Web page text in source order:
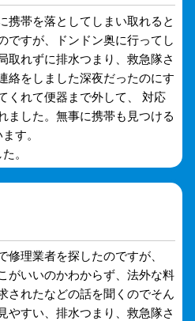
携帯を落としてしまい取れると
ですが、ドンドン奥に行ってし
取れずに排水つまり、救急隊さ
絡をしました深夜だったのにす
くれて便器まで外して、 対応
ました。無事に携帯も見つける
す。
。
修理業者を探したのですが、
がいいのかわからず、法外な料
されたなどの話を聞くのでそん
やすい、排水つまり、救急隊さ